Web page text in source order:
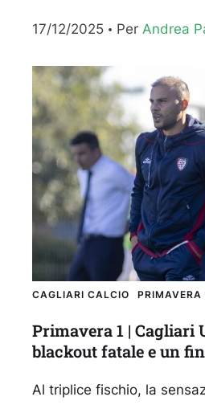
Primavera 1 contro
6...
17/12/2025 Per Andrea
CAGLIARI CALCIO PRIMAVERA
Primavera 1 | Cagliari
blackout fatale e un
Al triplice fischio, la